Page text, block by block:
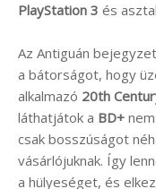
PlayStation 3 és
Az Antiguán
a bátorságot, hogy
alkalmazó 20th
láthatjátok a BD+
csak bosszúságot
vásárlójuknak. Így
a hülyeséget, és